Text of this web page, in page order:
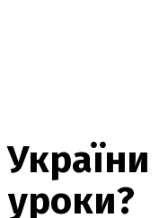
уроки?